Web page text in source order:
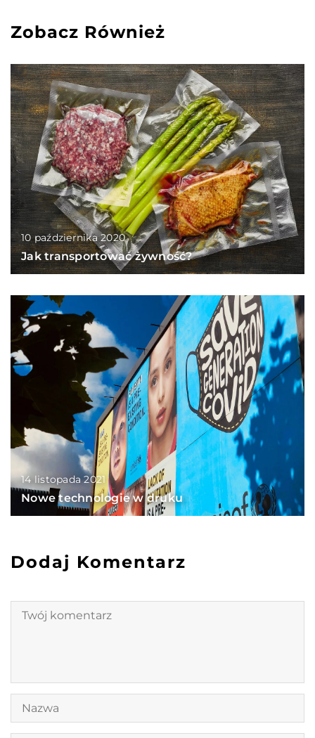
Zobacz Również
10 października 2020
Jak transportować żywność?
14 listopada 2021
Nowe technologie w druku
Dodaj Komentarz